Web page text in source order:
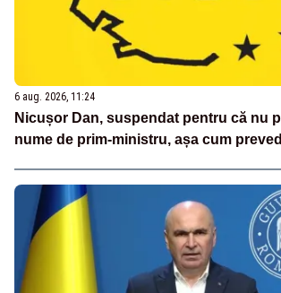
6 aug. 2026, 11:24
Nicușor Dan, suspendat pentru că nu
nume de prim-ministru, așa cum